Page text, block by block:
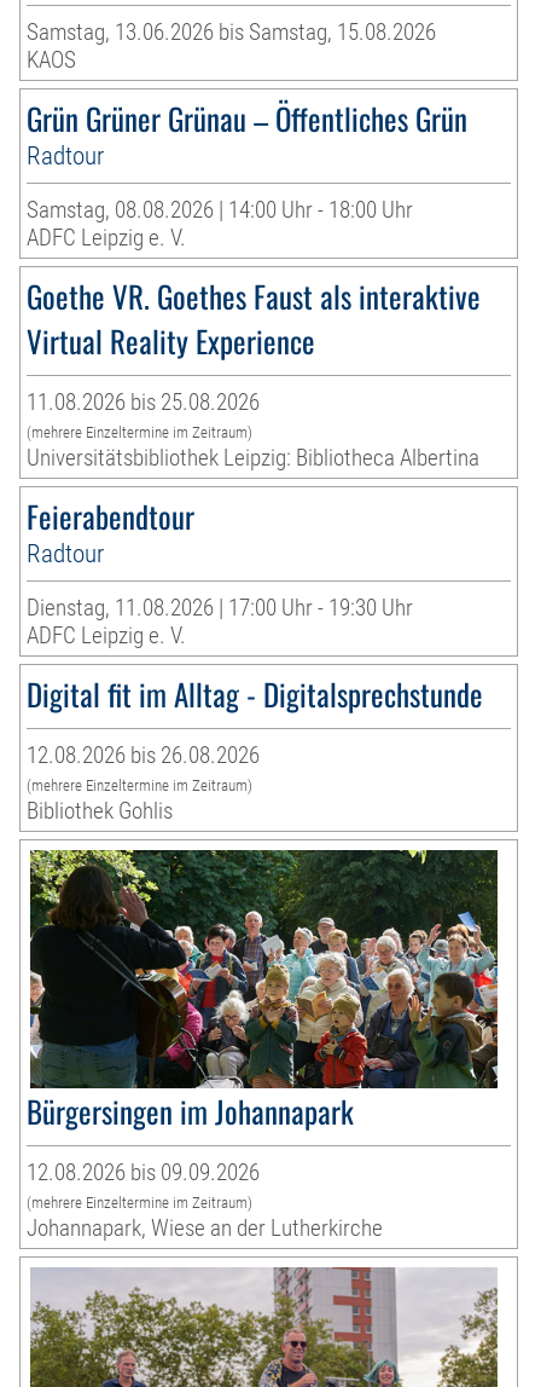
Samstag, 13.06.2026 bis Samstag, 15.08.2026
KAOS
Grün Grüner Grünau – Öffentliches Grün
Radtour
Samstag, 08.08.2026 | 14:00 Uhr - 18:00 Uhr
ADFC Leipzig e. V.
Goethe VR. Goethes Faust als interaktive
Virtual Reality Experience
11.08.2026 bis 25.08.2026
(mehrere Einzeltermine im Zeitraum)
Universitätsbibliothek Leipzig: Bibliotheca Albertina
Feierabendtour
Radtour
Dienstag, 11.08.2026 | 17:00 Uhr - 19:30 Uhr
ADFC Leipzig e. V.
Digital fit im Alltag - Digitalsprechstunde
12.08.2026 bis 26.08.2026
(mehrere Einzeltermine im Zeitraum)
Bibliothek Gohlis
Bürgersingen im Johannapark
12.08.2026 bis 09.09.2026
(mehrere Einzeltermine im Zeitraum)
Johannapark, Wiese an der Lutherkirche